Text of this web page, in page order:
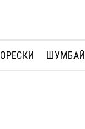
ШУМБАЙ